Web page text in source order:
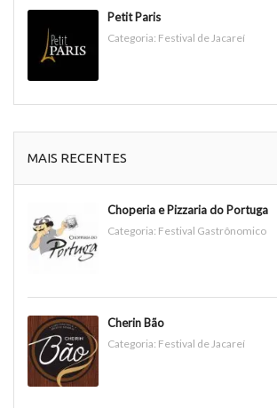
Petit Paris
Categoria: Festival de Jacareí
MAIS RECENTES
Choperia e Pizzaria do Portuga
Categoria: Festival Gastrônomico
Cherin Bão
Categoria: Festival de Jacareí